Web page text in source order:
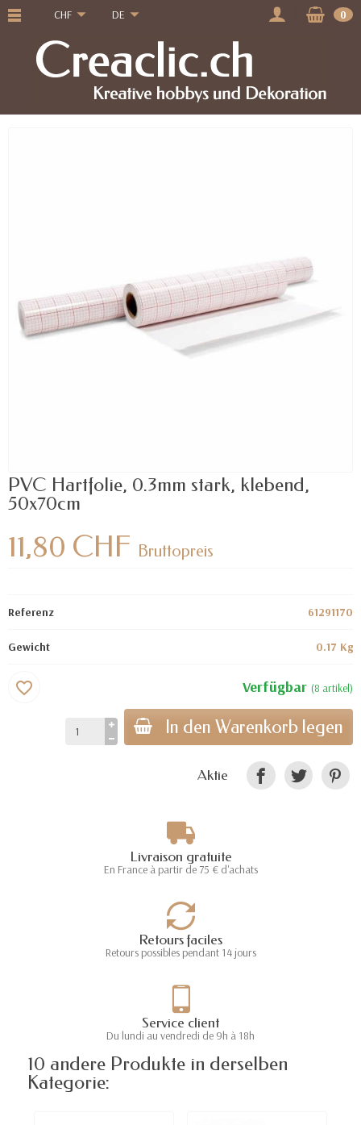
CHF DE 0
PVC Hartfolie, 0.3mm stark, klebend,
50x70cm
11,80 CHF Bruttopreis
Referenz 61291170
Gewicht 0.17 Kg
Verfügbar (8 artikel)
In den Warenkorb legen
favorite_border
Aktie
Livraison gratuite
En France à partir de 75 € d'achats
Retours faciles
Retours possibles pendant 14 jours
Service client
Du lundi au vendredi de 9h à 18h
10 andere Produkte in derselben
Kategorie: